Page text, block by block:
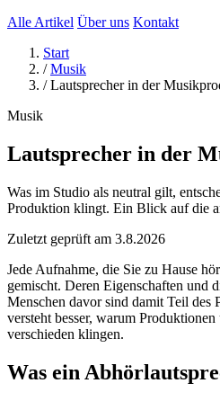
Alle Artikel Über uns Kontakt
Start
/ Musik
/ Lautsprecher in der
Musik
Lautsprecher in der
Was im Studio als neutral gilt,
Produktion klingt. Ein Blick auf die
Zuletzt geprüft am 3.8.2026
Jede Aufnahme, die Sie zu Hause
gemischt. Deren Eigenschaften und
Menschen davor sind damit Teil des
versteht besser, warum
verschieden klingen.
Was ein